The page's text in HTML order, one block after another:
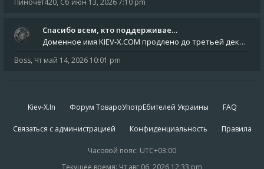
Пиночет420, Сб июн 13, 2026 7:10 pm
Спасибо всем, кто поддерживае…
Доменное имя KIEV-X.COM продлено до третьей декады августа 2027 года! Спасибо всем анонимным пользователям, которые по
Boss, Чт май 14, 2026 10:01 pm
Kiev-X.In Форум ТовароУпотрЕбителей Украины FAQ
Связаться с администрацией Конфиденциальность Правила
Часовой пояс: UTC+03:00
Текущее время: Чт авг 06, 2026 12:33 pm